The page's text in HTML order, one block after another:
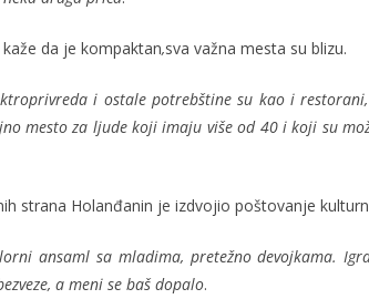
da je kompaktan,sva važna mesta su blizu.
i ostale potrebštine su kao i
mesto za ljude koji imaju više od 40 i koji su
strana Holanđanin je izdvojio poštovanje
ansaml sa mladima, pretežno devojkama.
a meni se baš dopalo.